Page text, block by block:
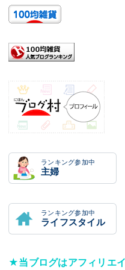
ランキング参加中
主婦
ランキング参加中
ライフスタイル
★当ブログはアフィリエ